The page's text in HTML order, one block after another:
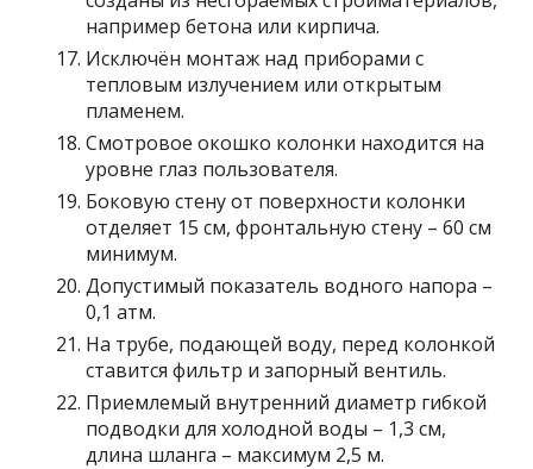
например бетона или кирпича.
Исключён монтаж над приборами с
тепловым излучением или открытым
пламенем.
Смотровое окошко колонки находится на
уровне глаз пользователя.
Боковую стену от поверхности колонки
отделяет 15 см, фронтальную стену – 60 см
минимум.
Допустимый показатель водного напора –
0,1 атм.
На трубе, подающей воду, перед колонкой
ставится фильтр и запорный вентиль.
Приемлемый внутренний диаметр гибкой
подводки для холодной воды – 1,3 см,
длина шланга – максимум 2,5 м.